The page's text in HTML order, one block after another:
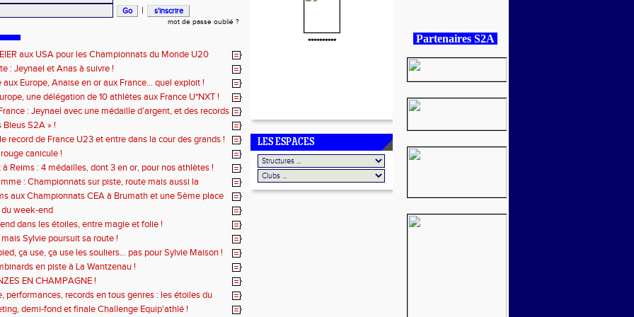
|
mot de passe oublié ?
aux USA pour les Championnats du Monde U20
: Jeynael et Anas à suivre !
aux Europe, Anaise en or aux France... quel exploit !
une délégation de 10 athlètes aux France U*NXT !
: Jeynael avec une médaille d’argent, et des records
Bleus S2A » !
record de France U23 et entre dans la cour des grands !
canicule !
à Reims : 4 médailles, dont 3 en or, pour nos athlètes !
: Championnats sur piste, route mais aussi la
aux Championnats CEA à Brumath et une 5ème place
à Reims !
week-end
dans les étoiles, entre magie et folie !
mais Sylvie poursuit sa route !
ça use, ça use les souliers… pas pour Sylvie Maison !
en piste à La Wantzenau !
EN CHAMPAGNE !
performances, records en tous genres : les étoiles du
! demi-fond et finale Challenge Equip'athlé !
**********
LES ESPACES
Partenaires S2A